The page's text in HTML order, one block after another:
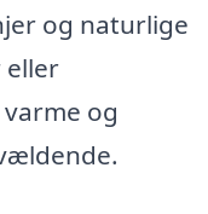
og naturlige
og